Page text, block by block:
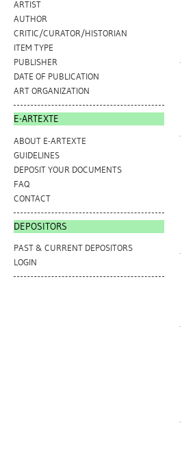
ARTIST
AUTHOR
CRITIC/CURATOR/HISTORIAN
ITEM TYPE
PUBLISHER
DATE OF PUBLICATION
ART ORGANIZATION
E-ARTEXTE
ABOUT E-ARTEXTE
GUIDELINES
DEPOSIT YOUR DOCUMENTS
FAQ
CONTACT
DEPOSITORS
PAST & CURRENT DEPOSITORS
LOGIN